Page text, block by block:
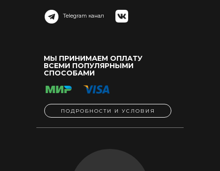
МЫ ПРИНИМАЕМ ОПЛАТУ
ВСЕМИ ПОПУЛЯРНЫМИ
СПОСОБАМИ
Telegram канал
ПОДРОБНОСТИ И УСЛОВИЯ